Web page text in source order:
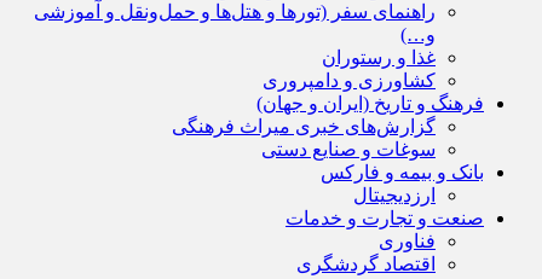
راهنمای سفر (تورها و هتل‌ها و حمل‌و‌نقل و آموزشی
و…)
غذا و رستوران
کشاورزی و دامپروری
فرهنگ و تاریخ (ایران و جهان)
گزارش‌های خبری میراث فرهنگی
سوغات و صنایع دستی
بانک و بیمه و فارکس
ارزدیجیتال
صنعت و تجارت و خدمات
فناوری
اقتصاد گردشگری